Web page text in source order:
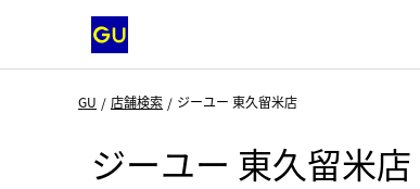
GU 店舗検索 ジーユー 東久留米店
ジーユー 東久留米店